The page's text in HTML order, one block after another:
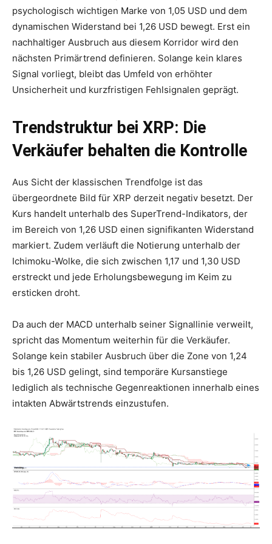
psychologisch wichtigen Marke von 1,05 USD und dem
dynamischen Widerstand bei 1,26 USD bewegt. Erst ein
nachhaltiger Ausbruch aus diesem Korridor wird den
nächsten Primärtrend definieren. Solange kein klares
Signal vorliegt, bleibt das Umfeld von erhöhter
Unsicherheit und kurzfristigen Fehlsignalen geprägt.
Trendstruktur bei XRP: Die
Verkäufer behalten die Kontrolle
Aus Sicht der klassischen Trendfolge ist das
übergeordnete Bild für XRP derzeit negativ besetzt. Der
Kurs handelt unterhalb des SuperTrend-Indikators, der
im Bereich von 1,26 USD einen signifikanten Widerstand
markiert. Zudem verläuft die Notierung unterhalb der
Ichimoku-Wolke, die sich zwischen 1,17 und 1,30 USD
erstreckt und jede Erholungsbewegung im Keim zu
ersticken droht.
Da auch der MACD unterhalb seiner Signallinie verweilt,
spricht das Momentum weiterhin für die Verkäufer.
Solange kein stabiler Ausbruch über die Zone von 1,24
bis 1,26 USD gelingt, sind temporäre Kursanstiege
lediglich als technische Gegenreaktionen innerhalb eines
intakten Abwärtstrends einzustufen.